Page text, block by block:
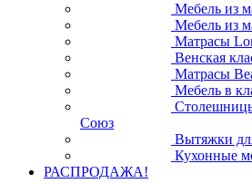
Мебель из
Мебель из
Матрасы
Венская
Матрасы
Мебель в
Союз
Вытяжки
Кухонные
РАСПРОДАЖА!